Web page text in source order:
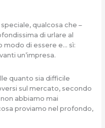
qualcosa che –
di urlare al
modo di essere e… sì:
un’impresa.
quanto sia difficile
sul mercato, secondo
abbiamo mai
proviamo nel profondo,